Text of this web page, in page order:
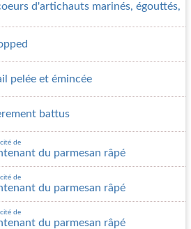
d'artichauts marinés, égouttés,
pelée et émincée
battus
de
du parmesan râpé
de
du parmesan râpé
de
du parmesan râpé